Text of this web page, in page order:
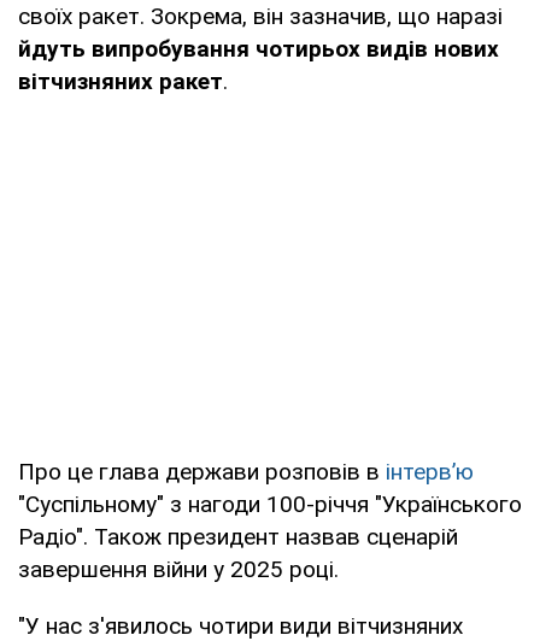
своїх ракет. Зокрема, він зазначив, що наразі
йдуть випробування чотирьох видів нових
вітчизняних ракет.
Про це глава держави розповів в інтервʼю
"Суспільному" з нагоди 100-річчя "Українського
Радіо". Також президент назвав сценарій
завершення війни у 2025 році.
"У нас з'явилось чотири види вітчизняних